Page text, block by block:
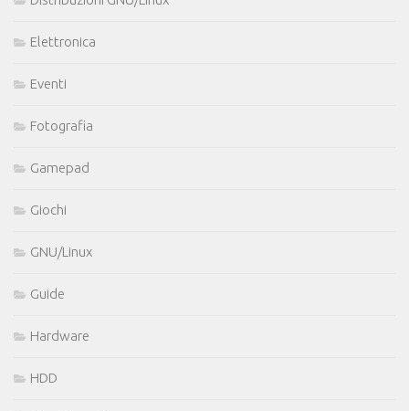
Elettronica
Eventi
Fotografia
Gamepad
Giochi
GNU/Linux
Guide
Hardware
HDD